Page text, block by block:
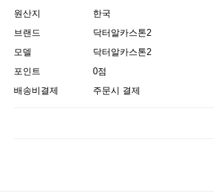
원산지
한국
브랜드
닥터알카스톤2
모델
닥터알카스톤2
포인트
0점
배송비결제
주문시 결제